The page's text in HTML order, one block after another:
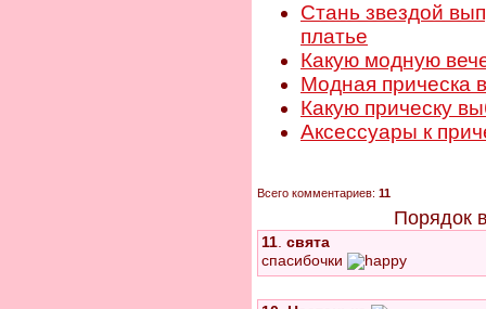
Стань звездой
платье
Какую модную
Модная прическа
Какую прическу
Аксессуары к
Всего комментариев: 11
Порядок
11. свята
спасибочки